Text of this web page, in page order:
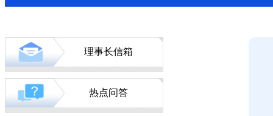
理事长信箱
热点问答